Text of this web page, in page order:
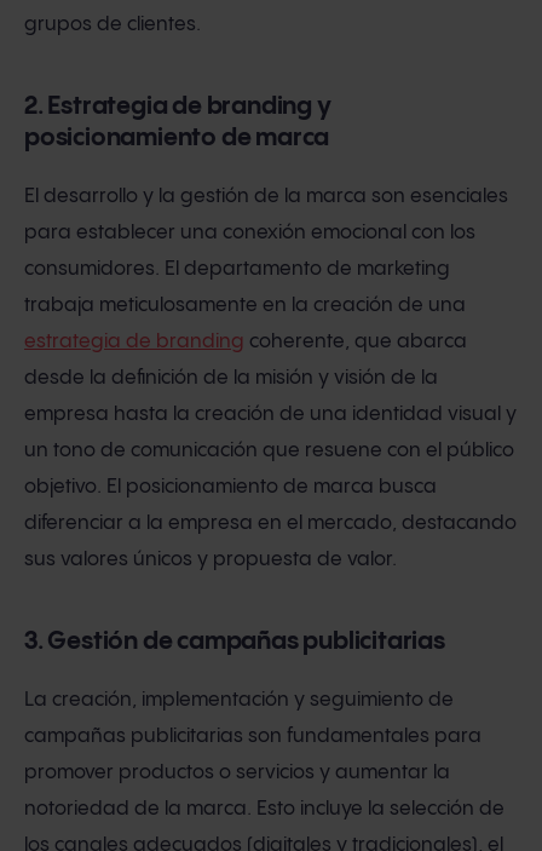
grupos de clientes.
2. Estrategia de branding y
posicionamiento de marca
El desarrollo y la gestión de la marca son esenciales
para establecer una conexión emocional con los
consumidores. El departamento de marketing
trabaja meticulosamente en la creación de una
estrategia de branding coherente, que abarca
desde la definición de la misión y visión de la
empresa hasta la creación de una identidad visual y
un tono de comunicación que resuene con el público
objetivo. El posicionamiento de marca busca
diferenciar a la empresa en el mercado, destacando
sus valores únicos y propuesta de valor.
3. Gestión de campañas publicitarias
La creación, implementación y seguimiento de
campañas publicitarias son fundamentales para
promover productos o servicios y aumentar la
notoriedad de la marca. Esto incluye la selección de
los canales adecuados (digitales y tradicionales), el